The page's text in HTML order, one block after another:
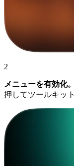
2
メニューを有効化。
押してツールキッ